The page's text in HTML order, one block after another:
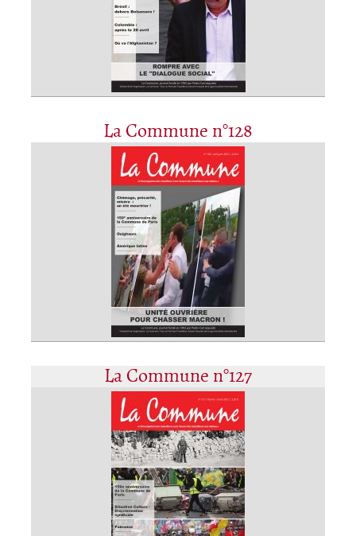
La Commune n°128
La Commune n°127